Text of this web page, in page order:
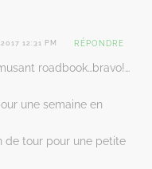
12:31 PM RÉPONDRE
roadbook…bravo!…
une semaine en
de tour pour une petite